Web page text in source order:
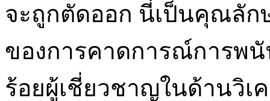
จะถูกตัดออก นี่เป็นคุณลัก
ของการคาดการณ์การพ
ร้อยผู้เชี่ยวชาญในด้านวิเ